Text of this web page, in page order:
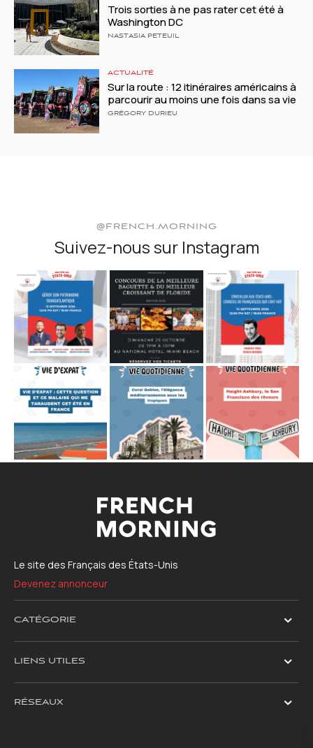
Trois sorties à ne pas rater cet été à
Washington DC
NASTASIA PETEUIL
ACTUALITÉ
Sur la route : 12 itinéraires américains à
parcourir au moins une fois dans sa vie
GRÉGORY DURIEU
@FRENCH.MORNING
Suivez-nous sur Instagram
Le site des Français des États-Unis
Devenez annonceur
CATÉGORIE
LIENS UTILES
RÉSEAUX